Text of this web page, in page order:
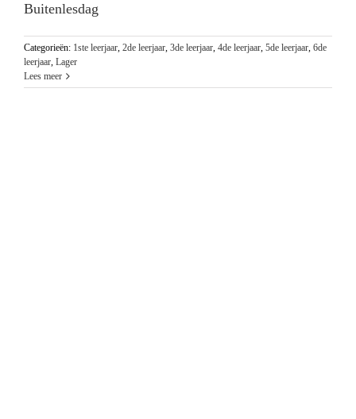
Buitenlesdag
Categorieën: 1ste leerjaar, 2de leerjaar, 3de leerjaar, 4de leerjaar, 5de leerjaar, 6de
leerjaar, Lager
Lees meer